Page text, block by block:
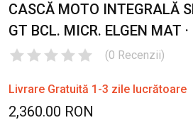
CASCĂ MOTO INTEGRALĂ
GT BCL. MICR. ELGEN MAT
(0 Recenzii)
Livrare Gratuită 1-3 zile lucrătoare
2,360.00 RON